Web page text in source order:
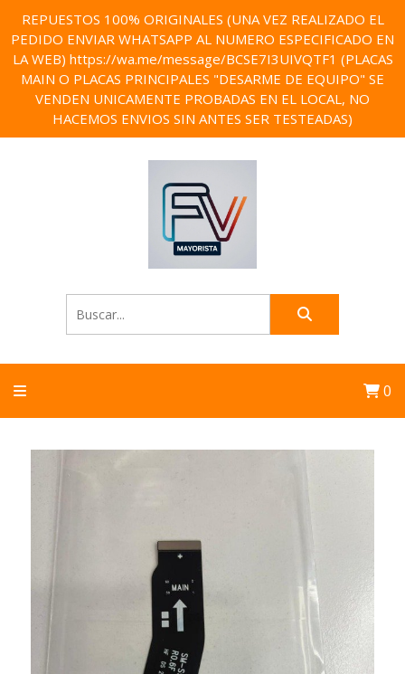
REPUESTOS 100% ORIGINALES (UNA VEZ REALIZADO EL
PEDIDO ENVIAR WHATSAPP AL NUMERO ESPECIFICADO EN
LA WEB) https://wa.me/message/BCSE7I3UIVQTF1 (PLACAS
MAIN O PLACAS PRINCIPALES "DESARME DE EQUIPO" SE
VENDEN UNICAMENTE PROBADAS EN EL LOCAL, NO
HACEMOS ENVIOS SIN ANTES SER TESTEADAS)
0